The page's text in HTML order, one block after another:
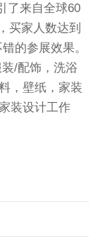
了来自全球60
买家人数达到
的参展效果。
/配饰，洗浴
，壁纸，家装
装设计工作